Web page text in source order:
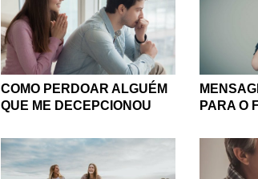
COMO PERDOAR ALGUÉM
QUE ME DECEPCIONOU
PARA O